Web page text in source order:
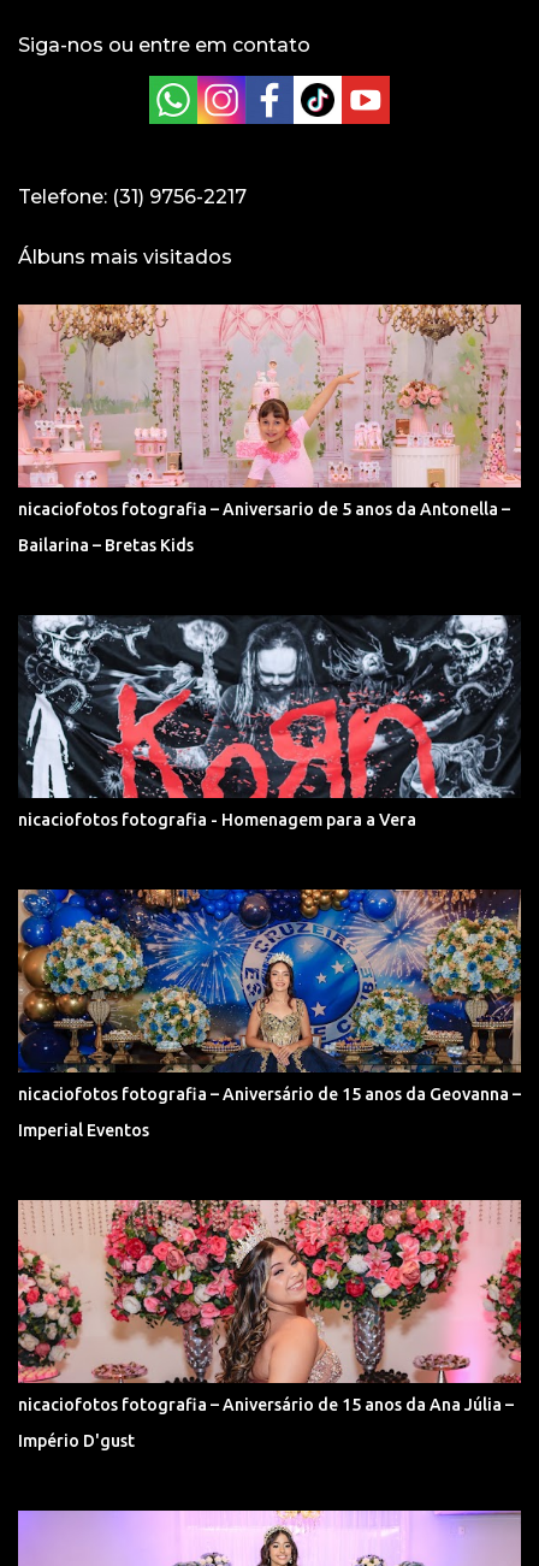
Siga-nos ou entre em contato
Telefone: (31) 9756-2217
Álbuns mais visitados
nicaciofotos fotografia – Aniversario de 5 anos da Antonella –
Bailarina – Bretas Kids
nicaciofotos fotografia - Homenagem para a Vera
nicaciofotos fotografia – Aniversário de 15 anos da Geovanna –
Imperial Eventos
nicaciofotos fotografia – Aniversário de 15 anos da Ana Júlia –
Império D'gust